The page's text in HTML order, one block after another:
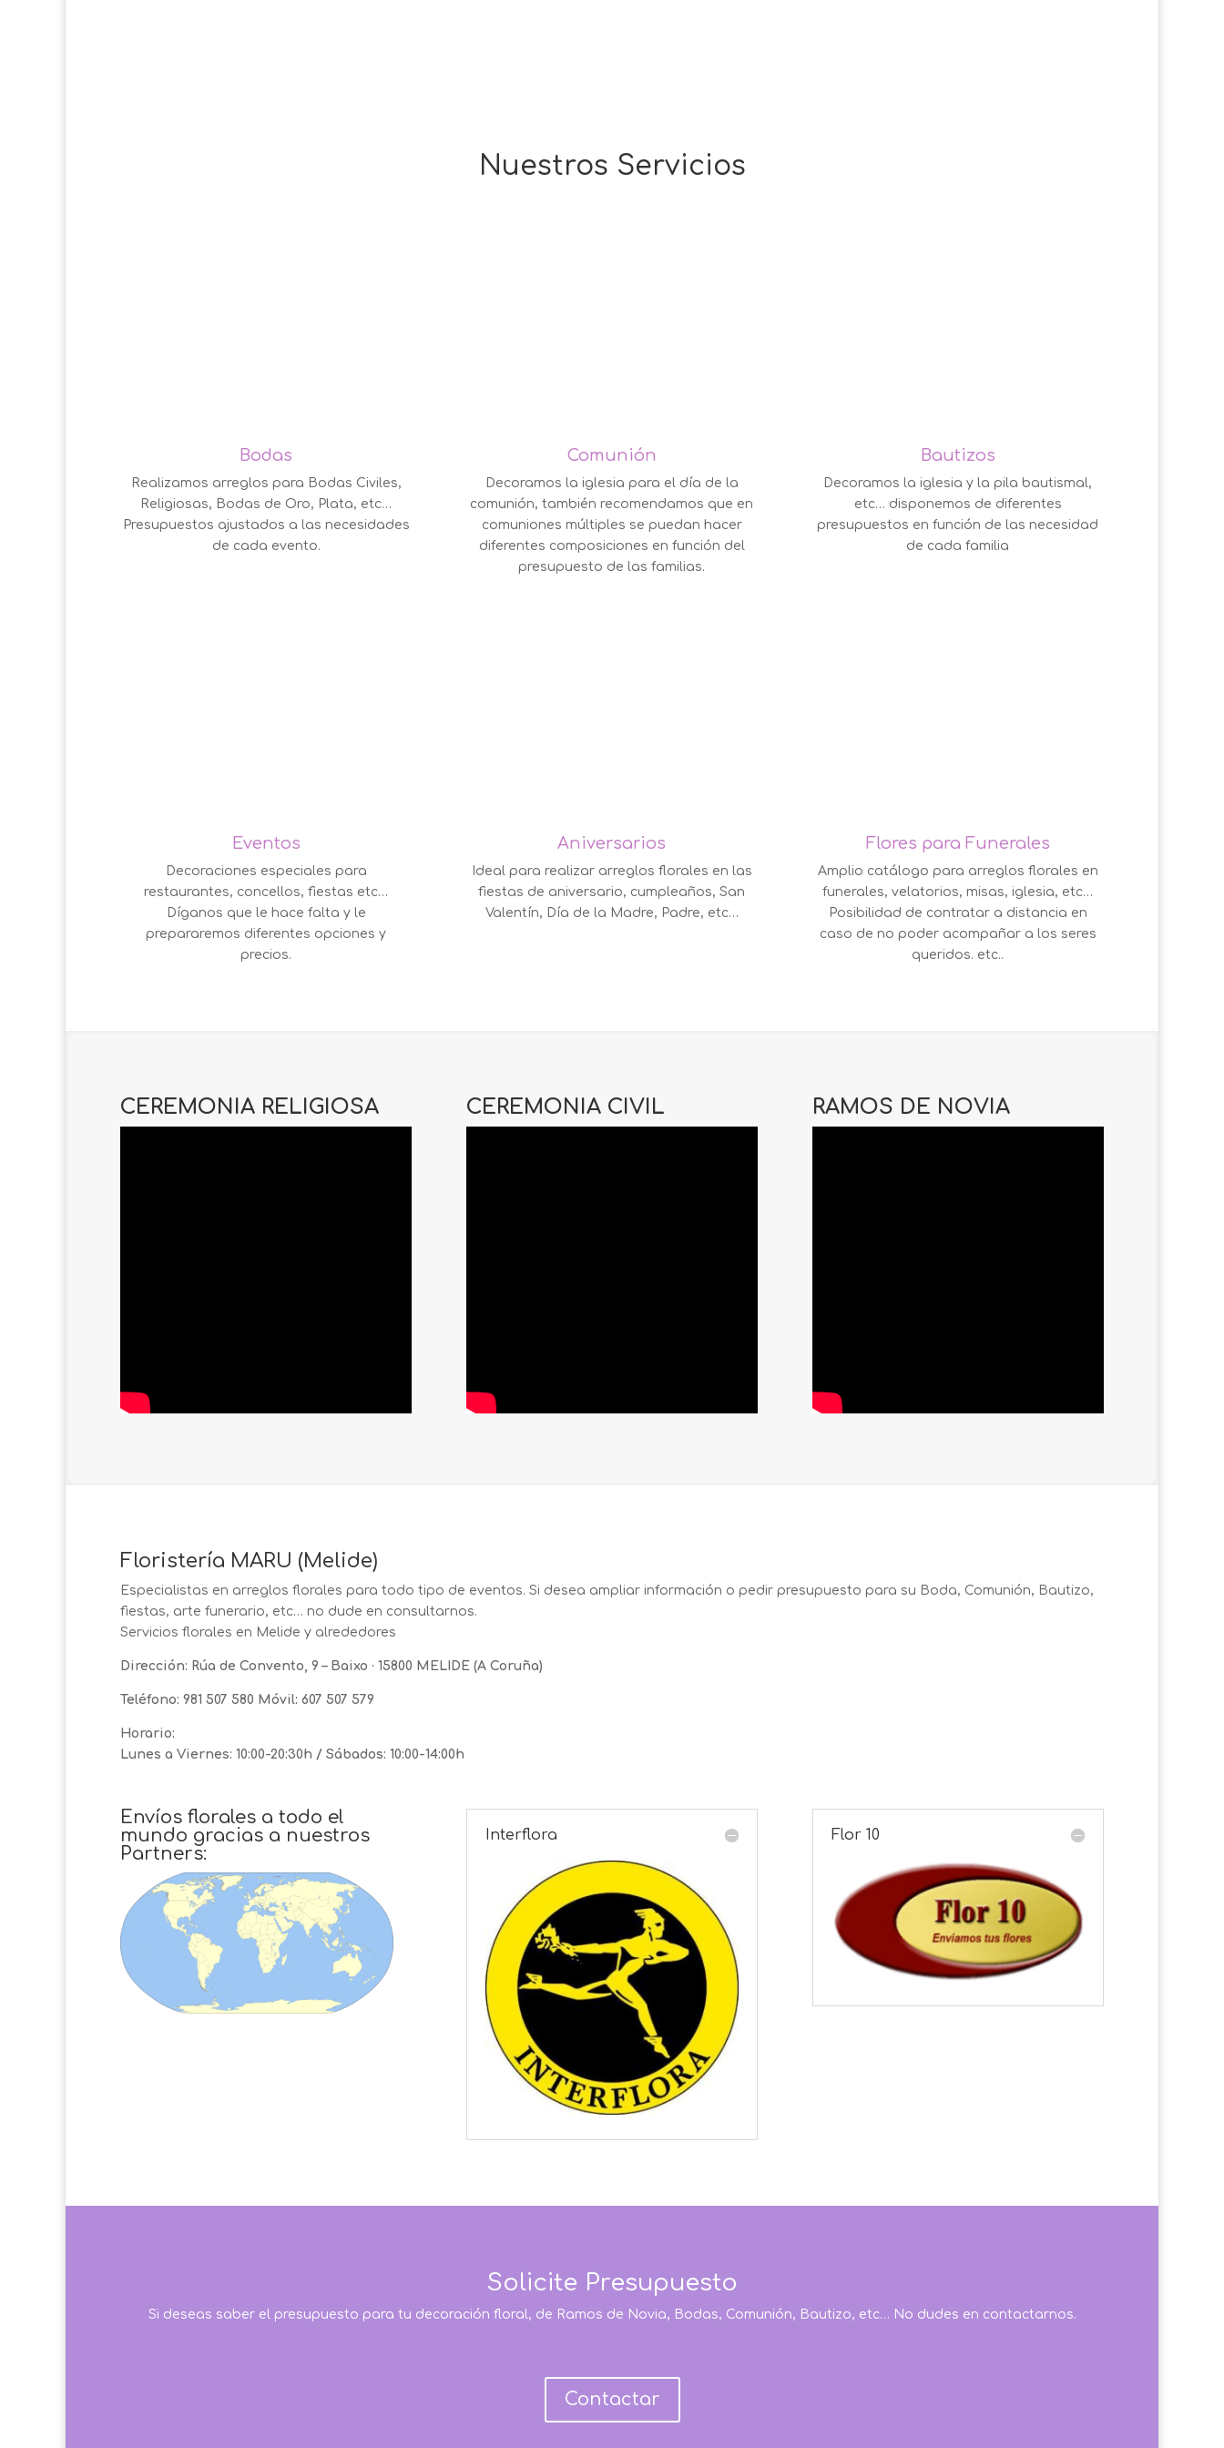
Nuestros Servicios
Bodas
Realizamos arreglos para Bodas Civiles,
Religiosas, Bodas de Oro, Plata, etc…
Presupuestos ajustados a las necesidades
de cada evento.
Comunión
Decoramos la iglesia para el día de la
comunión, también recomendamos que en
comuniones múltiples se puedan hacer
diferentes composiciones en función del
presupuesto de las familias.
Bautizos
Decoramos la iglesia y la pila bautismal,
etc… disponemos de diferentes
presupuestos en función de las necesidad
de cada familia
Eventos
Decoraciones especiales para
restaurantes, concellos, fiestas etc…
Díganos que le hace falta y le
prepararemos diferentes opciones y
precios.
Aniversarios
Ideal para realizar arreglos florales en las
fiestas de aniversario, cumpleaños, San
Valentín, Día de la Madre, Padre, etc…
Flores para Funerales
Amplio catálogo para arreglos florales en
funerales, velatorios, misas, iglesia, etc…
Posibilidad de contratar a distancia en
caso de no poder acompañar a los seres
queridos. etc..
CEREMONIA RELIGIOSA CEREMONIA CIVIL RAMOS DE NOVIA
Floristería MARU (Melide)
Especialistas en arreglos florales para todo tipo de eventos. Si desea ampliar información o pedir presupuesto para su Boda, Comunión, Bautizo,
fiestas, arte funerario, etc… no dude en consultarnos.
Servicios florales en Melide y alrededores
Dirección: Rúa de Convento, 9 – Baixo · 15800 MELIDE (A Coruña)
Teléfono: 981 507 580 Móvil: 607 507 579
Horario:
Lunes a Viernes: 10:00-20:30h / Sábados: 10:00-14:00h
Envíos florales a todo el
mundo gracias a nuestros
Partners:
Interflora Flor 10
Solicite Presupuesto
Si deseas saber el presupuesto para tu decoración floral, de Ramos de Novia, Bodas, Comunión, Bautizo, etc… No dudes en contactarnos.
Contactar